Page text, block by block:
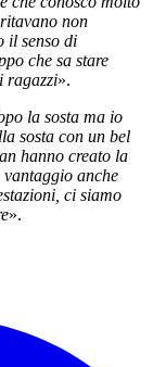
non
il senso di
che sa stare
ragazzi».
la sosta ma io
sosta con un bel
hanno creato la
anche
ci siamo
».